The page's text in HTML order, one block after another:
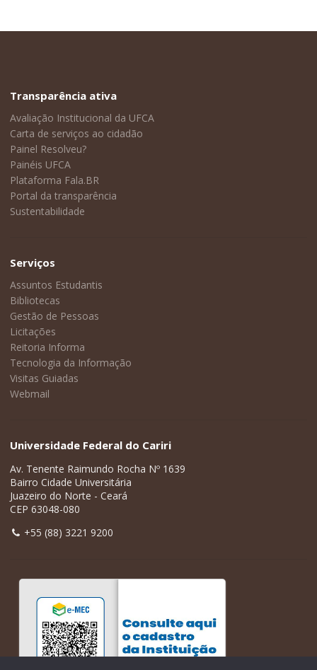
Transparência ativa
Avaliação Institucional da UFCA
Carta de serviços ao cidadão
Painel Resolveu?
Painéis UFCA
Plataforma Fala.BR
Portal da transparência
Sustentabilidade
Serviços
Assuntos Estudantis
Bibliotecas
Gestão de Pessoas
Licitações
Reitoria Informa
Tecnologia da Informação
Visitas Guiadas
Webmail
Universidade Federal do Cariri
Av. Tenente Raimundo Rocha Nº 1639
Bairro Cidade Universitária
Juazeiro do Norte - Ceará
CEP 63048-080
+55 (88) 3221 9200